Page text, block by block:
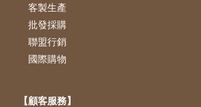
客製生產
批發採購
聯盟行銷
國際購物
【顧客服務】